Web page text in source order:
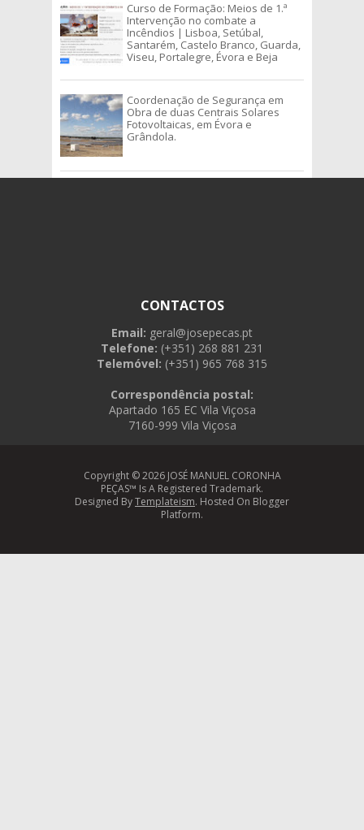
Curso de Formação: Meios de 1.ª
Intervenção no combate a
Incêndios | Lisboa, Setúbal,
Santarém, Castelo Branco, Guarda,
Viseu, Portalegre, Évora e Beja
Coordenação de Segurança em
Obra de duas Centrais Solares
Fotovoltaicas, em Évora e
Grândola.
CONTACTOS
Email: geral@josepecas.pt
Telefone: (+351) 268 881 231
Telemóvel: (+351) 965 768 315
Correspondência postal:
Apartado 165 EC Vila Viçosa
7160-999 Vila Viçosa
Copyright ©2026 JOSÉ MANUEL CORONHA
PEÇAS™ Is A Registered Trademark.
Designed ByTemplateism. Hosted On Blogger
Platform.